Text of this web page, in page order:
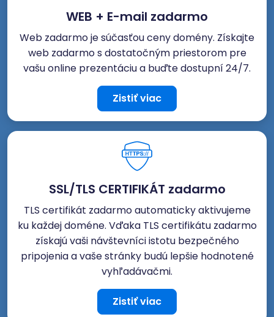
WEB + E-mail zadarmo
Web zadarmo je súčasťou ceny domény. Získajte
web zadarmo s dostatočným priestorom pre
vašu online prezentáciu a buďte dostupní 24/7.
Zistiť viac
SSL/TLS CERTIFIKÁT zadarmo
TLS certifikát zadarmo automaticky aktivujeme
ku každej doméne. Vďaka TLS certifikátu zadarmo
získajú vaši návštevníci istotu bezpečného
pripojenia a vaše stránky budú lepšie hodnotené
vyhľadávačmi.
Zistiť viac